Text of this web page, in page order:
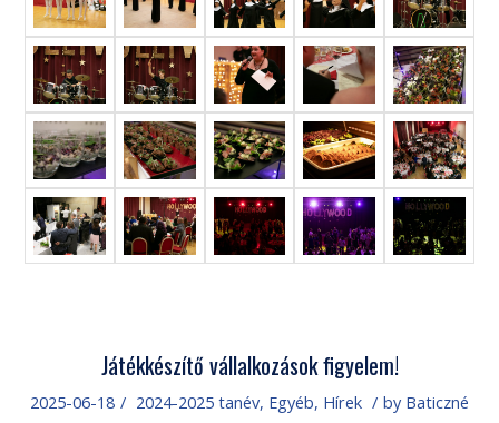
Játékkészítő vállalkozások figyelem!
2025-06-18 / 2024-2025 tanév, Egyéb, Hírek / by Baticzné